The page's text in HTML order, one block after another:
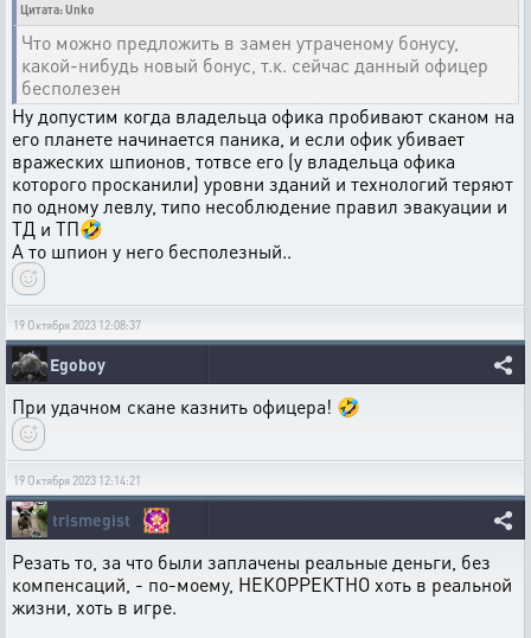
Цитата: Unko
Что можно предложить в замен утраченому бонусу,
какой-нибудь новый бонус, т.к. сейчас данный офицер
бесполезен
Ну допустим когда владельца офика пробивают сканом на
его планете начинается паника, и если офик убивает
вражеских шпионов, тотвсе его (у владельца офика
которого просканили) уровни зданий и технологий теряют
по одному левлу, типо несоблюдение правил эвакуации и
ТД и ТП🤣
А то шпион у него бесполезный..
19 Октября 2023 12:08:37
Egoboy
При удачном скане казнить офицера! 🤣
19 Октября 2023 12:14:21
trismegist
Резать то, за что были заплачены реальные деньги, без
компенсаций, - по-моему, НЕКОРРЕКТНО хоть в реальной
жизни, хоть в игре.